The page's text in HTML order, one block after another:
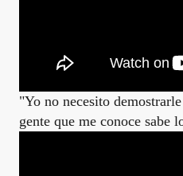
"Yo no necesito
gente que me conoce sabe